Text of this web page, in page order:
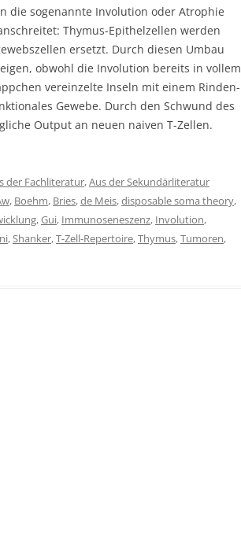
die sogenannte Involution oder Atrophie
Thymus-Epithelzellen werden
ersetzt. Durch diesen Umbau
obwohl die Involution bereits in vollem
vereinzelte Inseln mit einem Rinden-
Gewebe. Durch den Schwund des
Output an neuen naiven T-Zellen.
der Fachliteratur,Aus der Sekundärliteratur
, Boehm, Bries,de Meis,disposable soma theory,
,Gui, Immunoseneszenz, Involution,
,Shanker,T-Zell-Repertoire,Thymus,Tumoren,